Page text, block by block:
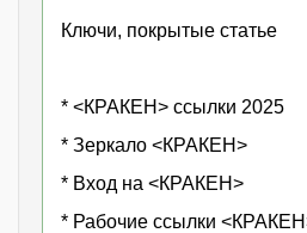
Ключи, покрытые статье
* <КРАКЕН> ссылки 2025
* Зеркало <КРАКЕН>
* Вход на <КРАКЕН>
* Рабочие ссылки